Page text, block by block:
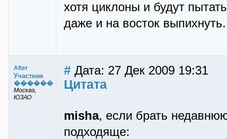
хотя циклоны и будут
даже и на восток выпихнуть.
Alter
Участник
������
Москва,
ЮЗАО
# Дата: 27 Дек 2009 19:31
Цитата
misha, если брать
подходяще: